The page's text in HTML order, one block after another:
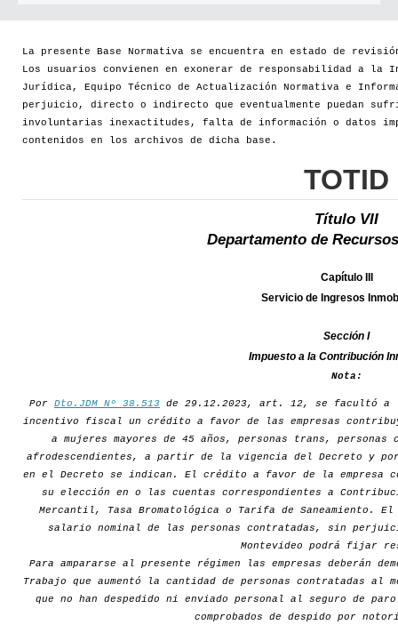
La presente Base Normativa se encuentra en estado de
Los usuarios convienen en exonerar de responsabilidad a la
Jurídica, Equipo Técnico de Actualización Normativa e
perjuicio, directo o indirecto que eventualmente puedan
involuntarias inexactitudes, falta de información o datos
contenidos en los archivos de dicha base.
TOTID
Título VII
Departamento de
Capítulo III
Servicio de Ingresos
Sección I
Impuesto a la Contribución
Nota:
Por Dto.JDM Nº 38.513 de 29.12.2023, art. 12, se facultó a
incentivo fiscal un crédito a favor de las empresas
a mujeres mayores de 45 años, personas trans,
afrodescendientes, a partir de la vigencia del Decreto y
en el Decreto se indican. El crédito a favor de la empresa
su elección en o las cuentas correspondientes a
Mercantil, Tasa Bromatológica o Tarifa de Saneamiento.
salario nominal de las personas contratadas, sin
Montevideo podrá fijar
Para ampararse al presente régimen las empresas deberán
Trabajo que aumentó la cantidad de personas contratadas
que no han despedido ni enviado personal al seguro de
comprobados de despido por